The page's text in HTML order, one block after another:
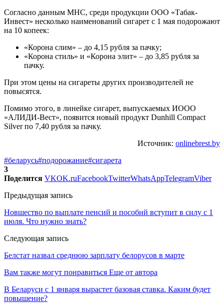
Согласно данным МНС, среди продукции ООО «Табак-
Инвест» несколько наименований сигарет с 1 мая подорожают
на 10 копеек:
«Корона слим» – до 4,15 рубля за пачку;
«Корона стиль» и «Корона элит» – до 3,85 рубля за
пачку.
При этом цены на сигареты других производителей не
повысятся.
Помимо этого, в линейке сигарет, выпускаемых ИООО
«АЛИДИ-Вест», появится новый продукт Dunhill Compact
Silver по 7,40 рубля за пачку.
Источник: onlinebrest.by
#беларусь#подорожание#сигарета
3
Поделится VKOK.ruFacebookTwitterWhatsAppTelegramViber
Предыдущая запись
Новшество по выплате пенсий и пособий вступит в силу с 1
июля. Что нужно знать?
Следующая запись
Белстат назвал среднюю зарплату белорусов в марте
Вам также могут понравиться Еще от автора
В Беларуси с 1 января вырастет базовая ставка. Каким будет
повышение?